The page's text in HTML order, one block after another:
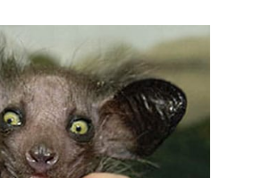
pokrok
technologie
tajemství
firmy
zdraví
medicína